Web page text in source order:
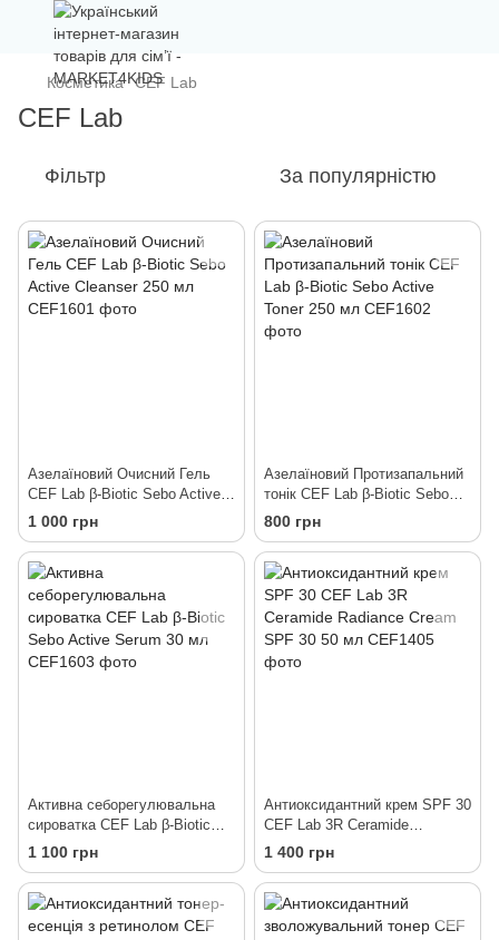
Косметика СEF Lab
СEF Lab
Фільтр За популярністю
Азелаїновий Очисний Гель
CEF Lab β-Biotic Sebo Active
Cleanser 250 мл
1 000 грн
Азелаїновий Протизапальний
тонік CEF Lab β-Biotic Sebo
Active Toner 250 мл
800 грн
Активна себорегулювальна
сироватка CEF Lab β-Biotic
Sebo Active Serum 30 мл
1 100 грн
Антиоксидантний крем SPF 30
CEF Lab 3R Ceramide
Radiance Cream SPF 30 50 мл
1 400 грн